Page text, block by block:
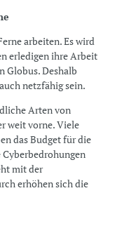
arbeiten. Es wird
erledigen ihre Arbeit
Globus. Deshalb
netzfähig sein.
Arten von
weit vorne. Viele
das Budget für die
Cyberbedrohungen
mit der
erhöhen sich die